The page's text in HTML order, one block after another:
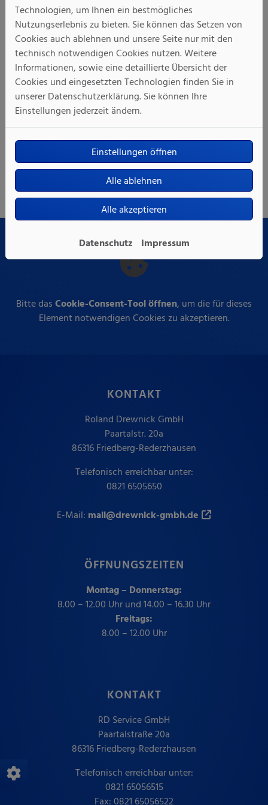
mail@drewnick-gmbh.de
Schlichtungsverfahren: Sollten Sie innerhalb eines
angemessenen Zeitraums keine zufriedenstellende
Antwort erhalten, können Sie sich an die
Schlichtungsstelle gemäß § 16 BGG wenden:
Schlichtungsstelle BGG, c/o Deutscher Behindertenrat,
Telefon: 030 18 527-2805, E-
Mail:info@schlichtungsstelle-bgg.de
www.schlichtungsstelle-bgg.de
Stand der Erklärung: Mai 2026
Bitte das Cookie-Consent-Tool öffnen, um die für dieses
Element notwendigen Cookies zu akzeptieren.
KONTAKT
Roland Drewnick GmbH
Paartalstr. 20a
86316 Friedberg-Rederzhausen
Telefonisch erreichbar unter:
0821 6505650
E-Mail: mail@drewnick-gmbh.de
ÖFFNUNGSZEITEN
Montag – Donnerstag:
8.00 – 12.00 Uhr und 14.00 – 16.30 Uhr
Freitags:
8.00 – 12.00 Uhr
KONTAKT
RD Service GmbH
Paartalstraße 20a
86316 Friedberg-Rederzhausen
Telefonisch erreichbar unter:
0821 65056515
Fax: 0821 65056522
Technologien, um Ihnen ein bestmögliches
Nutzungserlebnis zu bieten. Sie können das Setzen von
Cookies auch ablehnen und unsere Seite nur mit den
technisch notwendigen Cookies nutzen. Weitere
Informationen, sowie eine detaillierte Übersicht der
Cookies und eingesetzten Technologien finden Sie in
unserer Datenschutzerklärung. Sie können Ihre
Einstellungen jederzeit ändern.
Einstellungen öffnen
Alle ablehnen
Alle akzeptieren
Datenschutz Impressum